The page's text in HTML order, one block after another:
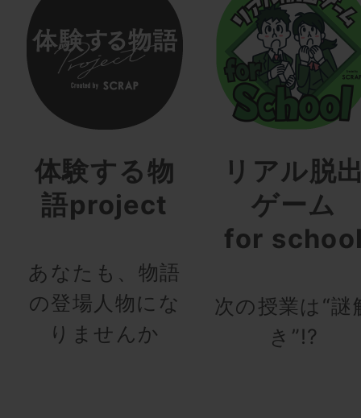
体験する物
語project
あなたも、物語
の登場人物にな
りませんか
リアル脱
ゲーム
for
次の授業は“謎
き”!?